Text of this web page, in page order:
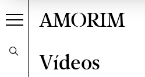
AMORIM
VídeosFiltrar
Vídeos